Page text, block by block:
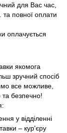
для Вас час,
повної оплати
оплачується
якомога
зручний спосіб
все можливе,
безпечно!
у відділенні
– кур'єру